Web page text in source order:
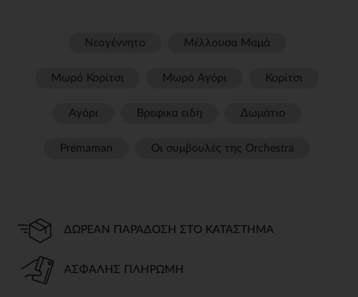
Νεογέννητο Μέλλουσα Μαμά
Μωρό Κορίτσι Μωρό Αγόρι Κορίτσι
Αγόρι Βρεφικα ειδη Δωμάτιο
Prémaman Οι συμβουλές της Orchestra​
ΔΩΡΕΆΝ ΠΑΡΆΔΟΣΗ ΣΤΟ ΚΑΤΆΣΤΗΜΑ
ΑΣΦΑΛΉΣ ΠΛΗΡΩΜΉ